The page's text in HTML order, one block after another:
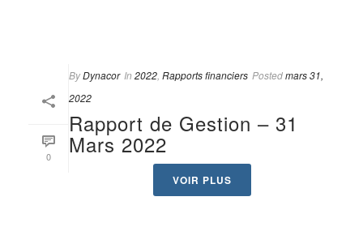
0
ByDynacor In 2022 Rapports financiers Postedmars 31,
2022
Rapport de Gestion – 31
Mars 2022
VOIR PLUS